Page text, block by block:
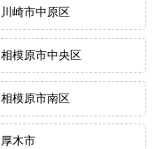
川崎市中原区
相模原市中央区
相模原市南区
厚木市